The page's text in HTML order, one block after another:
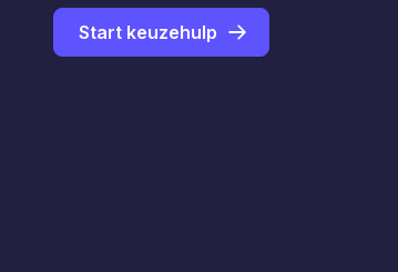
Start keuzehulp